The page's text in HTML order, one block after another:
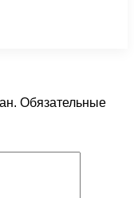
Обязательные